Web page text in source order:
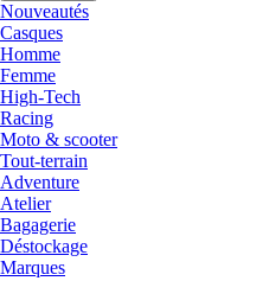
Nouveautés
Casques
Homme
Femme
High-Tech
Racing
Moto & scooter
Tout-terrain
Adventure
Atelier
Bagagerie
Déstockage
Marques